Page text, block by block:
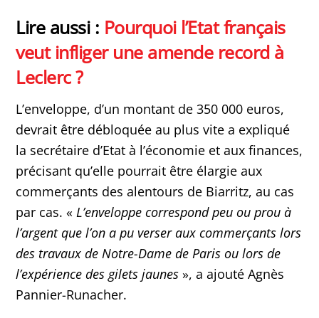
Lire aussi : Pourquoi l’Etat français
veut infliger une amende record à
Leclerc ?
L’enveloppe, d’un montant de 350 000 euros,
devrait être débloquée au plus vite a expliqué
la secrétaire d’Etat à l’économie et aux finances,
précisant qu’elle pourrait être élargie aux
commerçants des alentours de Biarritz, au cas
par cas. «L’enveloppe correspond peu ou prou à
l’argent que l’on a pu verser aux commerçants lors
des travaux de Notre-Dame de Paris ou lors de
l’expérience des gilets jaunes », a ajouté Agnès
Pannier-Runacher.